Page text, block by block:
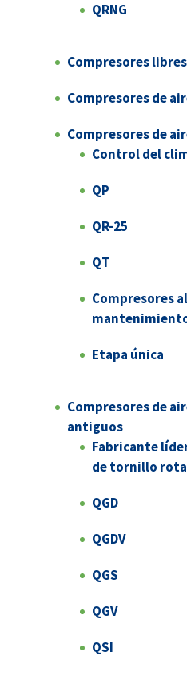
QRNG
Compresores
Compresores de
Compresores de
Control del
QP
QR-25
QT
Compresores
Etapa única
Compresores de
antiguos
Fabricante
de tornillo
QGD
QGDV
QGS
QGV
QSI